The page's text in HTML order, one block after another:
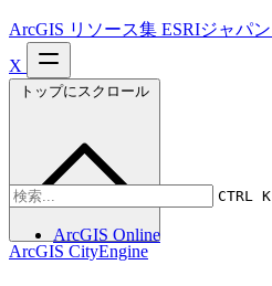
ArcGIS リソース集 ESRIジャパン
X
CTRL K
ArcGIS Online
トップにスクロール
ArcGIS CityEngine